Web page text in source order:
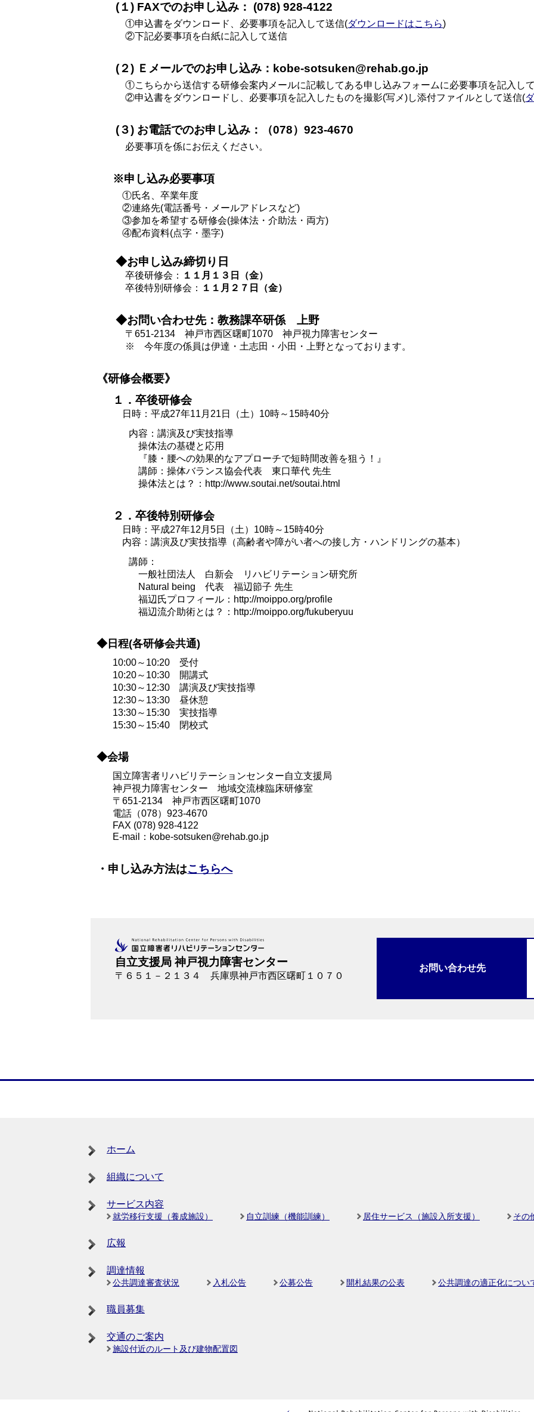
(１) FAXでのお申し込み： (078) 928-4122
①申込書をダウンロード、必要事項を記入して送信(ダウンロードはこちら)
②下記必要事項を白紙に記入して送信
(２) Ｅメールでのお申し込み：kobe-sotsuken@rehab.go.jp
①こちらから送信する研修会案内メールに記載してある申し込みフォームに必要事項を記入し
②申込書をダウンロードし、必要事項を記入したものを撮影(写メ)し添付ファイルとして送信(
(３) お電話でのお申し込み：（078）923-4670
必要事項を係にお伝えください。
※申し込み必要事項
①氏名、卒業年度
②連絡先(電話番号・メールアドレスなど)
③参加を希望する研修会(操体法・介助法・両方)
④配布資料(点字・墨字)
◆お申し込み締切り日
卒後研修会：
１１月１３日（金）
卒後特別研修会：
１１月２７日（金）
◆お問い合わせ先：教務課卒研係 上野
〒651-2134 神戸市西区曙町1070 神戸視力障害センター
※ 今年度の係員は伊達・土志田・小田・上野となっております。
《研修会概要》
１．卒後研修会
日時：平成27年11月21日（土）10時～15時40分
内容：講演及び実技指導
操体法の基礎と応用
『膝・腰への効果的なアプローチで短時間改善を狙う！』
講師：操体バランス協会代表 東口華代 先生
操体法とは？：http://www.soutai.net/soutai.html
２．卒後特別研修会
日時：平成27年12月5日（土）10時～15時40分
内容：講演及び実技指導（高齢者や障がい者への接し方・ハンドリングの基本）
講師：
一般社団法人 白新会 リハビリテーション研究所
Natural being 代表 福辺節子 先生
福辺氏プロフィール：http://moippo.org/profile
福辺流介助術とは？：http://moippo.org/fukuberyuu
◆日程(各研修会共通)
10:00～10:20 受付
10:20～10:30 開講式
10:30～12:30 講演及び実技指導
12:30～13:30 昼休憩
13:30～15:30 実技指導
15:30～15:40 閉校式
◆会場
国立障害者リハビリテーションセンター自立支援局
神戸視力障害センター 地域交流棟臨床研修室
〒651-2134 神戸市西区曙町1070
電話（078）923-4670
FAX (078) 928-4122
E-mail：kobe-sotsuken@rehab.go.jp
・申し込み方法はこちらへ
自立支援局 神戸視力障害センター
〒６５１－２１３４ 兵庫県神戸市西区曙町１０７０
お問い合わせ先
ホーム
組織について
サービス内容
就労移行支援（養成施設） 自立訓練（機能訓練） 居住サービス（施設入所支援） その
広報
調達情報
公共調達審査状況 入札公告 公募公告 開札結果の公表 公共調達の適正化につい
職員募集
交通のご案内
施設付近のルート及び建物配置図